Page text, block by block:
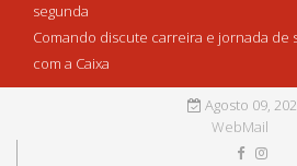
segunda
Comando discute carreira e jornada de
com a Caixa
Agosto 09,
WebMail